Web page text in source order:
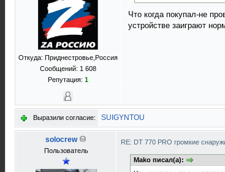
Откуда: Приднестровье,Россия
Сообщений: 1 608
Репутация: 1
Что когда покупал-не
устройстве заиграют
Выразили согласие: SUIGYNTOU
solocrew
Пользователь
RE: DT 770 PRO громкие
Mako писал(а):